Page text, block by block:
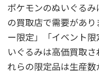
ポケモンのぬいぐる
の買取店で需要があ
ー限定」「イベント
いぐるみは高価買取
れらの限定品は生産